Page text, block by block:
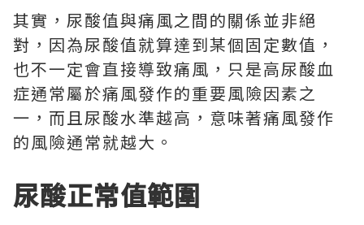
其實，尿酸值與痛風之間的關係並非絕
對，因為尿酸值就算達到某個固定數值，
也不一定會直接導致痛風，只是高尿酸血
症通常屬於痛風發作的重要風險因素之
一，而且尿酸水準越高，意味著痛風發作
的風險通常就越大。
尿酸正常值範圍